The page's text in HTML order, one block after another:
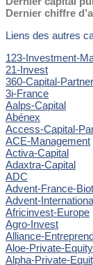
Dernier chiffre
Liens des autres
123-Investment-
21-Invest
360-Capital-
3i-France
Aalps-Capital
Abénex
Access-Capital-
ACE-Management
Activa-Capital
Adaxtra-Capital
ADC
Advent-France-
Advent-
Africinvest-Europe
Agro-Invest
Alliance-
Aloe-Private-Equity
Alpha-Private-